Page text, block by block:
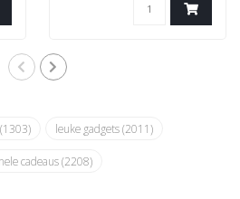
(1303) leuke gadgets(2011)
cadeaus(2208)